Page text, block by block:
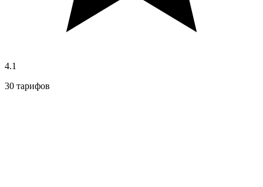
4.1
30 тарифов